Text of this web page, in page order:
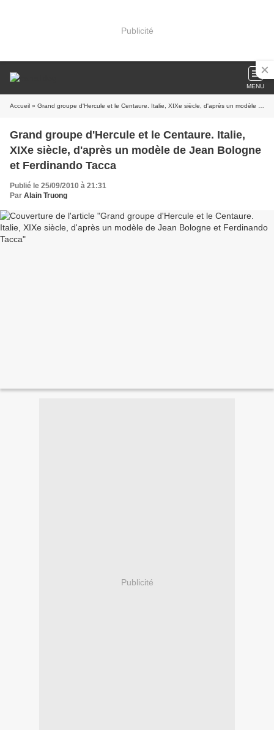
Publicité
MENU
Accueil » Grand groupe d'Hercule et le Centaure. Italie, XIXe siècle, d'après un modèle de Jean Bologne et Ferdinando Tacca
Grand groupe d'Hercule et le Centaure. Italie,
XIXe siècle, d'après un modèle de Jean Bologne
et Ferdinando Tacca
Publié le 25/09/2010 à 21:31
Par Alain Truong
Publicité